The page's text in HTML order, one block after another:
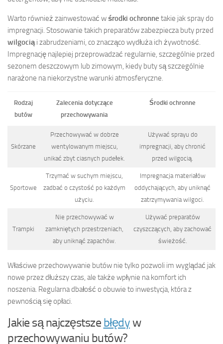
Warto również zainwestować wśrodki ochronne takie jak spray do
impregnacji. Stosowanie takich preparatów zabezpiecza buty przed
wilgociąi zabrudzeniami, co znacząco wydłuża ich żywotność.
Impregnację najlepiej przeprowadzać regularnie, szczególnie przed
sezonem deszczowym lub zimowym, kiedy buty są szczególnie
narażone na niekorzystne warunki atmosferyczne.
Rodzaj
butów
Zalecenia dotyczące
przechowywania
Środki ochronne
Skórzane
Przechowywać w dobrze
wentylowanym miejscu,
unikać zbyt ciasnych pudełek.
Używać sprayu do
impregnacji, aby chronić
przed wilgocią.
Sportowe
Trzymać w suchym miejscu,
zadbać o czystość po każdym
użyciu.
Impregnacja materiałów
oddychających, aby uniknąć
zatrzymywania wilgoci.
Trampki
Nie przechowywać w
zamkniętych przestrzeniach,
aby uniknąć zapachów.
Używać preparatów
czyszczących, aby zachować
świeżość.
Właściwe przechowywanie butów nie tylko pozwoli im wyglądać jak
nowe przez dłuższy czas, ale także wpłynie na komfort ich
noszenia. Regularna dbałość o obuwie to inwestycja, która z
pewnością się opłaci.
Jakie są najczęstsze błędyw
przechowywaniu butów?